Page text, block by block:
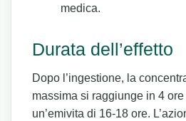
medica.
Durata dell’effetto
Dopo l’ingestione, la
massima si raggiunge in 4
un’emivita di 16-18 ore.